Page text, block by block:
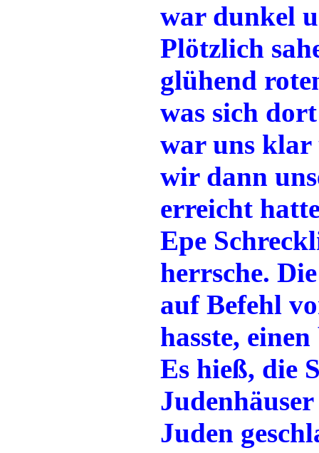
war dunkel
Plötzlich
glühend
was sich
war uns klar
wir dann
erreicht
Epe
herrsche.
auf Befehl
hasste,
Es hieß, die
Juden